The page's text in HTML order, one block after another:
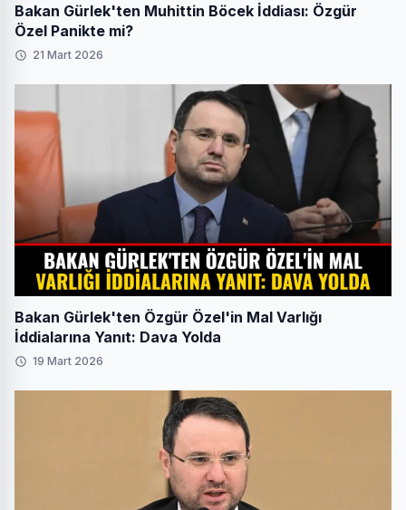
Bakan Gürlek'ten Muhittin Böcek İddiası: Özgür
Özel Panikte mi?
21 Mart 2026
Bakan Gürlek'ten Özgür Özel'in Mal Varlığı
İddialarına Yanıt: Dava Yolda
19 Mart 2026